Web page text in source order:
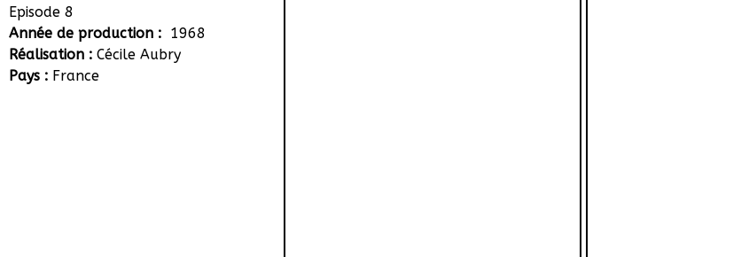
Episode 8
Année de production : 1968
Réalisation : Cécile Aubry
Pays : France